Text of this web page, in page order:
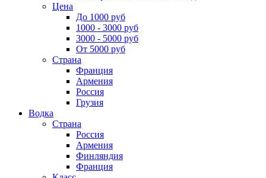
Цена
До 1000 руб
1000 - 3000 руб
3000 - 5000 руб
От 5000 руб
Страна
Франция
Армения
Россия
Грузия
Водка
Страна
Россия
Армения
Финляндия
Франция